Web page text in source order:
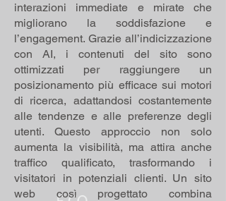
interazioni immediate e mirate che
migliorano la soddisfazione e
l’engagement. Grazie all’indicizzazione
con AI, i contenuti del sito sono
ottimizzati per raggiungere un
posizionamento più efficace sui motori
di ricerca, adattandosi costantemente
alle tendenze e alle preferenze degli
utenti. Questo approccio non solo
aumenta la visibilità, ma attira anche
traffico qualificato, trasformando i
visitatori in potenziali clienti. Un sito
web così progettato combina